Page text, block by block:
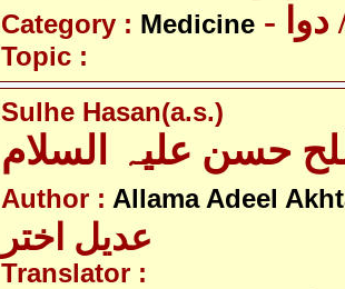
Category : Medicine
Topic :
Sulhe Hasan(a.s.)
حسن علیہ السلام
Author : Allama Adeel
عدیل اختر
Translator :